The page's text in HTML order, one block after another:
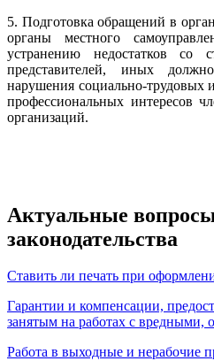
5. Подготовка обращений в
органы местного
устранению недостатков со
представителей, иных
нарушения социально-трудовых
профессиональных интересов
организаций.
Актуальные вопросы
законодательства
Ставить ли печать при
Гарантии и компенсации,
занятым на работах с вредными,
Работа в выходные и нерабочие